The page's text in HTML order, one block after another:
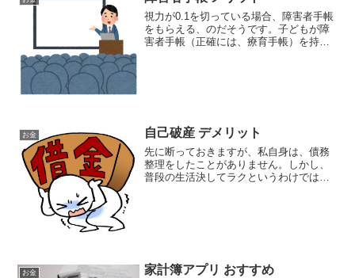
視力が0.1を切っている場合、障害者手帳
をもらえる、のだそうです。子どもが障
害者手帳（正確には、療育手帳）を持っ
お金 自己破産 デメリット
先に断っておきますが、私自身は、債務
整理をしたことがありません。しかし、
普段の生活決してラクというわけではな
お金 家計簿アプリ おすすめ